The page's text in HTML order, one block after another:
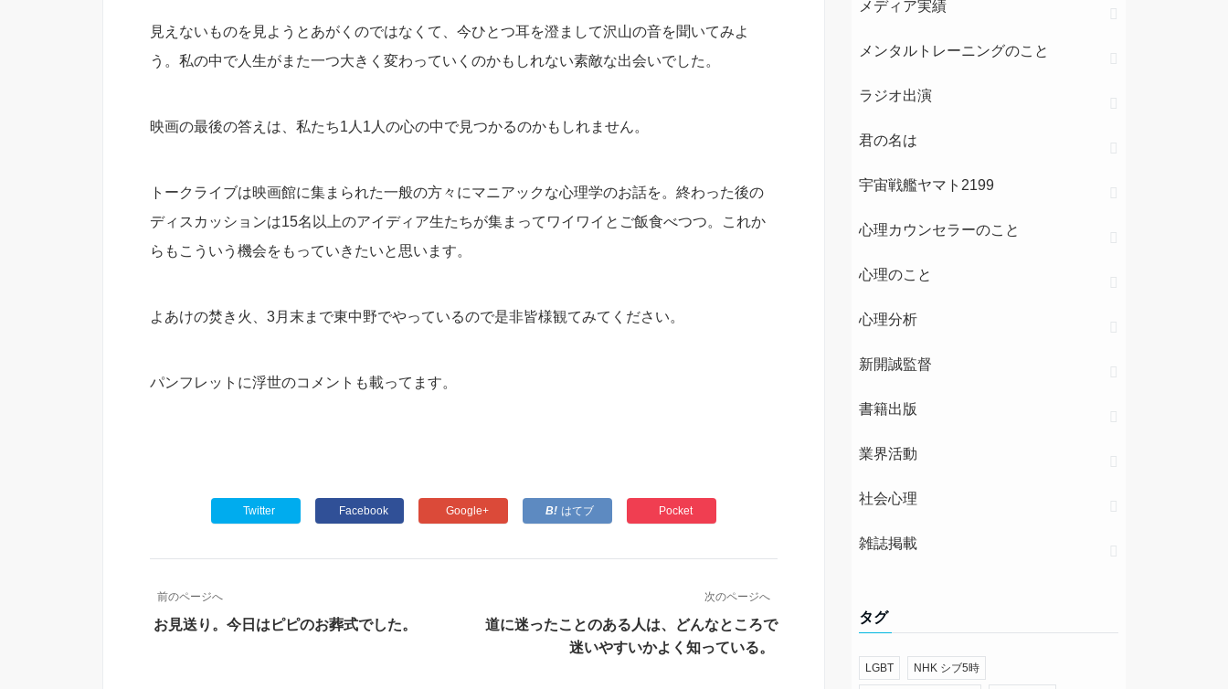
見えないものを見ようとあがくのではなくて、今ひとつ耳を澄まして沢山の音を聞いてみよ
う。私の中で人生がまた一つ大きく変わっていくのかもしれない素敵な出会いでした。
映画の最後の答えは、私たち1人1人の心の中で見つかるのかもしれません。
トークライブは映画館に集まられた一般の方々にマニアックな心理学のお話を。終わった後の
ディスカッションは15名以上のアイディア生たちが集まってワイワイとご飯食べつつ。これか
らもこういう機会をもっていきたいと思います。
よあけの焚き火、3月末まで東中野でやっているので是非皆様観てみてください。
パンフレットに浮世のコメントも載ってます。
Twitter Facebook Google+ はてブ Pocket
前のページへ
お見送り。今日はピピのお葬式でした。
次のページへ
道に迷ったことのある人は、どんなところで
迷いやすいかよく知っている。
メディア実績
メンタルトレーニングのこと
ラジオ出演
君の名は
宇宙戦艦ヤマト2199
心理カウンセラーのこと
心理のこと
心理分析
新開誠監督
書籍出版
業界活動
社会心理
雑誌掲載
タグ
LGBT NHK シブ5時